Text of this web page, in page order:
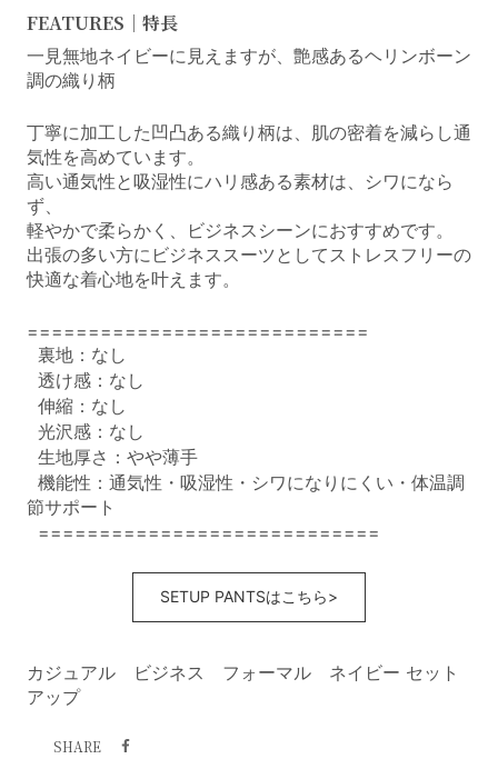
FEATURES｜特長
一見無地ネイビーに見えますが、艶感あるヘリンボーン
調の織り柄
丁寧に加工した凹凸ある織り柄は、肌の密着を減らし通
気性を高めています。
高い通気性と吸湿性にハリ感ある素材は、シワになら
ず、
軽やかで柔らかく、ビジネスシーンにおすすめです。
出張の多い方にビジネススーツとしてストレスフリーの
快適な着心地を叶えます。
============================
裏地：なし
透け感：なし
伸縮：なし
光沢感：なし
生地厚さ：やや薄手
機能性：通気性・吸湿性・シワになりにくい・体温調
節サポート
============================
SETUP PANTSはこちら>
カジュアル ビジネス フォーマル ネイビー セット
アップ
SHARE